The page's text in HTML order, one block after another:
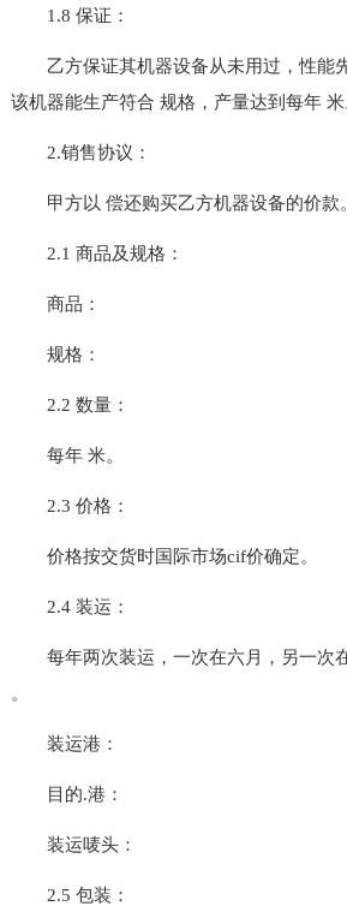
1.8 保证：
乙方保证其机器设备从未用过，性能
该机器能生产符合 规格，产量达到每年 米
2.销售协议：
甲方以 偿还购买乙方机器设备的价款。
2.1 商品及规格：
商品：
规格：
2.2 数量：
每年 米。
2.3 价格：
价格按交货时国际市场cif价确定。
2.4 装运：
每年两次装运，一次在六月，另一次
。
装运港：
目的.港：
装运唛头：
2.5 包装：